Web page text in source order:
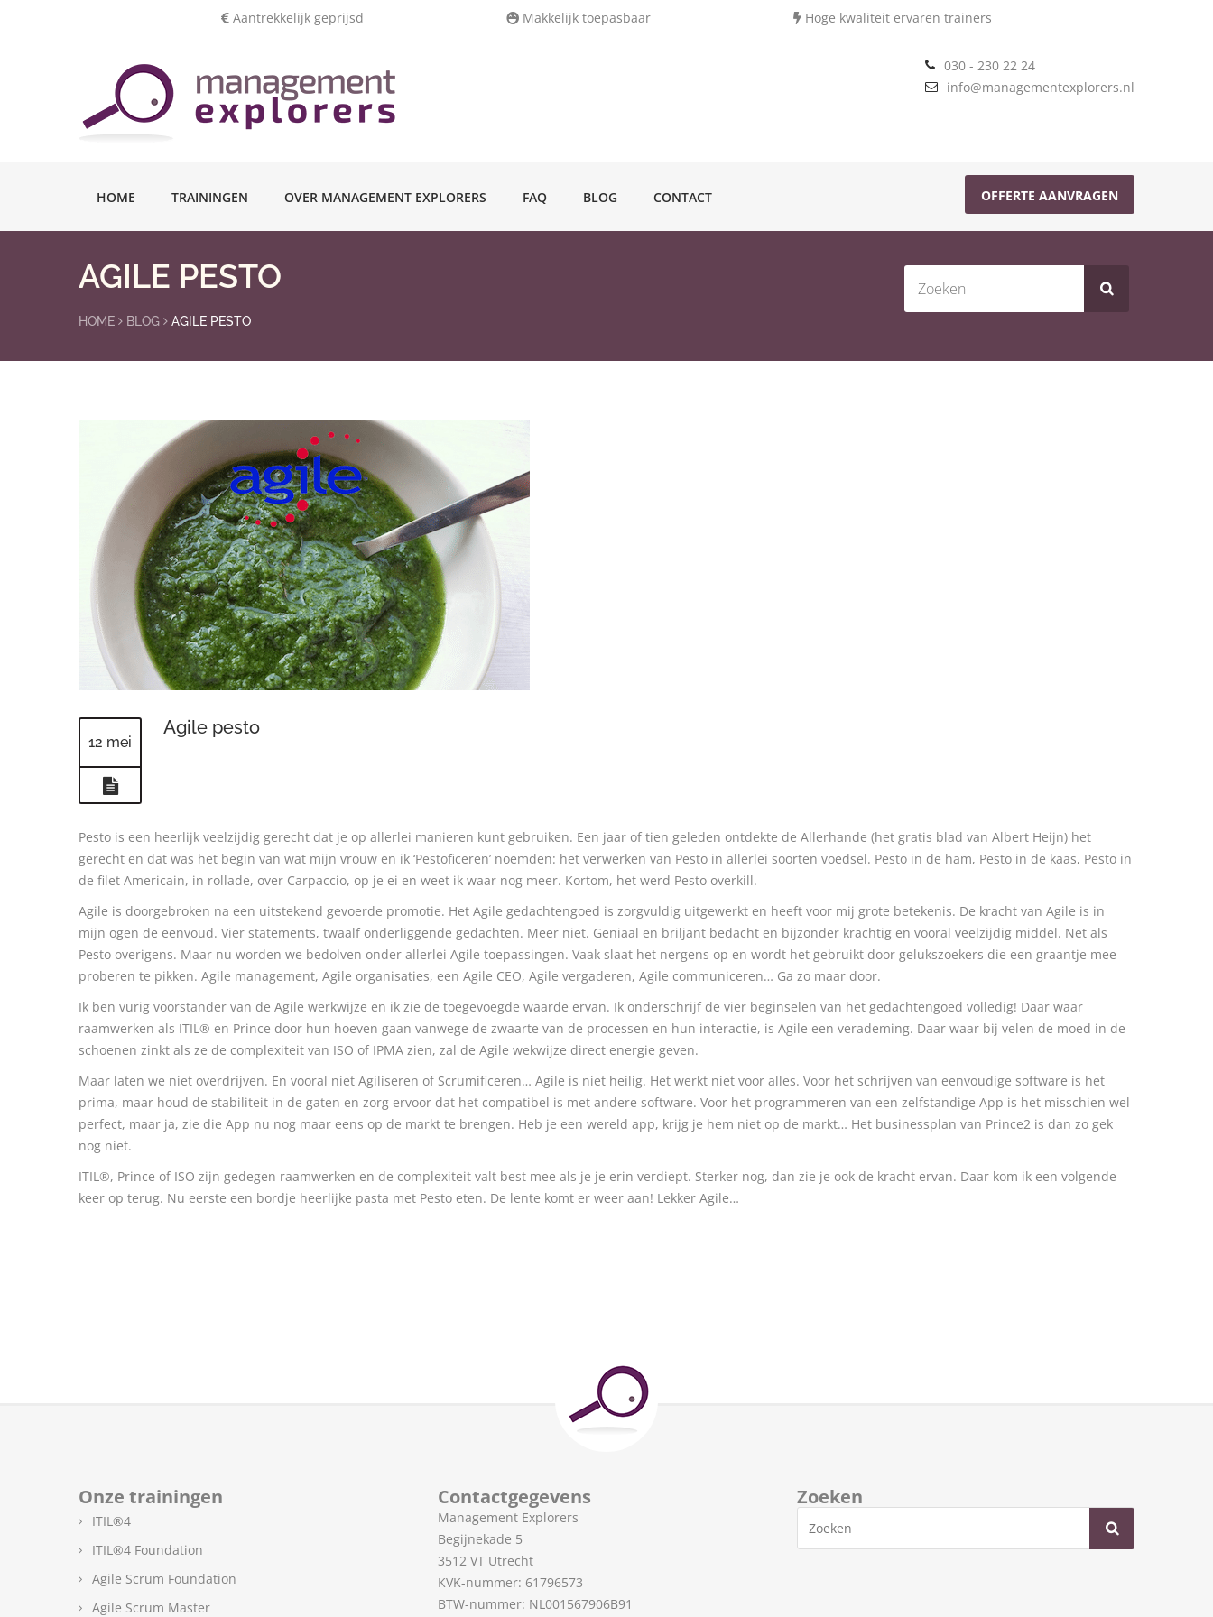
Aantrekkelijk geprijsd Makkelijk toepasbaar Hoge kwaliteit ervaren trainers
030 - 230 22 24
info@managementexplorers.nl
HOME TRAININGEN OVER MANAGEMENT EXPLORERS FAQ BLOG CONTACT OFFERTE AANVRAGEN
AGILE PESTO
HOME BLOG AGILE PESTO
12 mei
Agile pesto
Pesto is een heerlijk veelzijdig gerecht dat je op allerlei manieren kunt gebruiken. Een jaar of tien geleden ontdekte de Allerhande (het gratis blad van Albert Heijn) het
gerecht en dat was het begin van wat mijn vrouw en ik ‘Pestoficeren’ noemden: het verwerken van Pesto in allerlei soorten voedsel. Pesto in de ham, Pesto in de kaas, Pesto in
de filet Americain, in rollade, over Carpaccio, op je ei en weet ik waar nog meer. Kortom, het werd Pesto overkill.
Agile is doorgebroken na een uitstekend gevoerde promotie. Het Agile gedachtengoed is zorgvuldig uitgewerkt en heeft voor mij grote betekenis. De kracht van Agile is in
mijn ogen de eenvoud. Vier statements, twaalf onderliggende gedachten. Meer niet. Geniaal en briljant bedacht en bijzonder krachtig en vooral veelzijdig middel. Net als
Pesto overigens. Maar nu worden we bedolven onder allerlei Agile toepassingen. Vaak slaat het nergens op en wordt het gebruikt door gelukszoekers die een graantje mee
proberen te pikken. Agile management, Agile organisaties, een Agile CEO, Agile vergaderen, Agile communiceren… Ga zo maar door.
Ik ben vurig voorstander van de Agile werkwijze en ik zie de toegevoegde waarde ervan. Ik onderschrijf de vier beginselen van het gedachtengoed volledig! Daar waar
raamwerken als ITIL® en Prince door hun hoeven gaan vanwege de zwaarte van de processen en hun interactie, is Agile een verademing. Daar waar bij velen de moed in de
schoenen zinkt als ze de complexiteit van ISO of IPMA zien, zal de Agile wekwijze direct energie geven.
Maar laten we niet overdrijven. En vooral niet Agiliseren of Scrumificeren… Agile is niet heilig. Het werkt niet voor alles. Voor het schrijven van eenvoudige software is het
prima, maar houd de stabiliteit in de gaten en zorg ervoor dat het compatibel is met andere software. Voor het programmeren van een zelfstandige App is het misschien wel
perfect, maar ja, zie die App nu nog maar eens op de markt te brengen. Heb je een wereld app, krijg je hem niet op de markt… Het businessplan van Prince2 is dan zo gek
nog niet.
ITIL®, Prince of ISO zijn gedegen raamwerken en de complexiteit valt best mee als je je erin verdiept. Sterker nog, dan zie je ook de kracht ervan. Daar kom ik een volgende
keer op terug. Nu eerste een bordje heerlijke pasta met Pesto eten. De lente komt er weer aan! Lekker Agile…
Onze trainingen
ITIL®4
ITIL®4 Foundation
Agile Scrum Foundation
Agile Scrum Master
Contactgegevens
Management Explorers
Begijnekade 5
3512 VT Utrecht
KVK-nummer: 61796573
BTW-nummer: NL001567906B91
Zoeken